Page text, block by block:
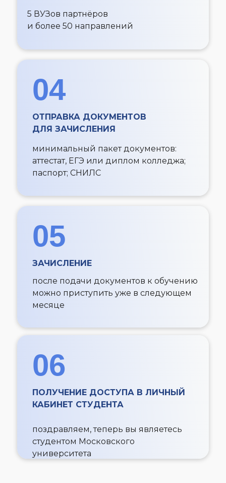
5 ВУЗов партнёров
и более 50 направлений
06
ПОЛУЧЕНИЕ ДОСТУПА В ЛИЧНЫЙ
КАБИНЕТ СТУДЕНТА
поздравляем, теперь вы являетесь
студентом Московского
университета
05
ЗАЧИСЛЕНИЕ
после подачи документов к обучению
можно приступить уже в следующем
месяце
04
ОТПРАВКА ДОКУМЕНТОВ
ДЛЯ ЗАЧИСЛЕНИЯ
минимальный пакет документов:
аттестат, ЕГЭ или диплом колледжа;
паспорт; СНИЛС